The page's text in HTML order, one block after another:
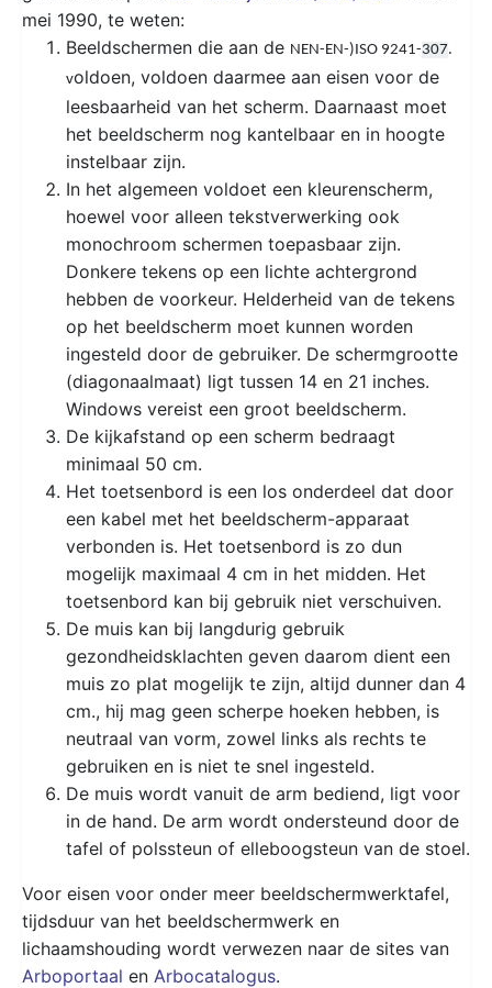
mei 1990, te weten:
Beeldschermen die aan de NEN-EN-)ISO 9241-307.
voldoen, voldoen daarmee aan eisen voor de
leesbaarheid van het scherm. Daarnaast moet
het beeldscherm nog kantelbaar en in hoogte
instelbaar zijn.
In het algemeen voldoet een kleurenscherm,
hoewel voor alleen tekstverwerking ook
monochroom schermen toepasbaar zijn.
Donkere tekens op een lichte achtergrond
hebben de voorkeur. Helderheid van de tekens
op het beeldscherm moet kunnen worden
ingesteld door de gebruiker. De schermgrootte
(diagonaalmaat) ligt tussen 14 en 21 inches.
Windows vereist een groot beeldscherm.
De kijkafstand op een scherm bedraagt
minimaal 50 cm.
Het toetsenbord is een los onderdeel dat door
een kabel met het beeldscherm-apparaat
verbonden is. Het toetsenbord is zo dun
mogelijk maximaal 4 cm in het midden. Het
toetsenbord kan bij gebruik niet verschuiven.
De muis kan bij langdurig gebruik
gezondheidsklachten geven daarom dient een
muis zo plat mogelijk te zijn, altijd dunner dan 4
cm., hij mag geen scherpe hoeken hebben, is
neutraal van vorm, zowel links als rechts te
gebruiken en is niet te snel ingesteld.
De muis wordt vanuit de arm bediend, ligt voor
in de hand. De arm wordt ondersteund door de
tafel of polssteun of elleboogsteun van de stoel.
Voor eisen voor onder meer beeldschermwerktafel,
tijdsduur van het beeldschermwerk en
lichaamshouding wordt verwezen naar de sites van
Arboportaal en Arbocatalogus.